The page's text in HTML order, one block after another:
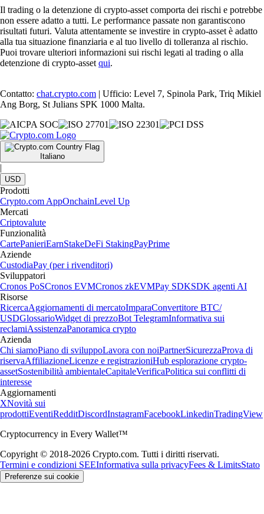
Il trading o la detenzione di crypto-asset comporta dei rischi e potrebbe
non essere adatto a tutti. Le performance passate non garantiscono
risultati futuri. Valuta attentamente se investire in crypto-asset è adatto
alla tua situazione finanziaria e al tuo livello di tolleranza al rischio.
Puoi trovare ulteriori informazioni sui rischi legati al trading o alla
detenzione di crypto-asset qui.
Contatto: chat.crypto.com | Ufficio: Level 7, Spinola Park, Triq Mikiel
Ang Borg, St Julians SPK 1000 Malta.
Italiano
|
USD
Prodotti
Crypto.com AppOnchainLevel Up
Mercati
Criptovalute
Funzionalità
CartePanieriEarnStakeDeFi StakingPayPrime
Aziende
CustodiaPay (per i rivenditori)
Sviluppatori
Cronos PoSCronos EVMCronos zkEVMPay SDKSDK agenti AI
Risorse
RicercaAggiornamenti di mercatoImparaConvertitore BTC/
USDGlossarioWidget di prezzoBot TelegramInformativa sui
reclamiAssistenzaPanoramica crypto
Azienda
Chi siamoPiano di sviluppoLavora con noiPartnerSicurezzaProva di
riservaAffiliazioneLicenze e registrazioniHub esplorazione crypto-
assetSostenibilità ambientaleCapitaleVerificaPolitica sui conflitti di
interesse
Aggiornamenti
XNovità sui
prodottiEventiRedditDiscordInstagramFacebookLinkedinTradingView
Cryptocurrency in Every Wallet™
Copyright © 2018-2026 Crypto.com. Tutti i diritti riservati.
Termini e condizioni SEEInformativa sulla privacyFees & LimitsStato
Preferenze sui cookie